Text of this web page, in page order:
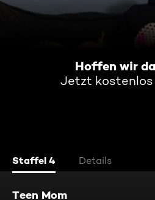
Hoffen wir
Jetzt
Staffel 4 Details
Teen Mom